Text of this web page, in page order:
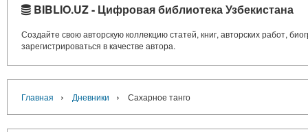
BIBLIO.UZ - Цифровая библиотека Узбекистана
Создайте свою авторскую коллекцию статей, книг, авторских работ,
зарегистрироваться в качестве автора.
Главная › Дневники › Сахарное танго